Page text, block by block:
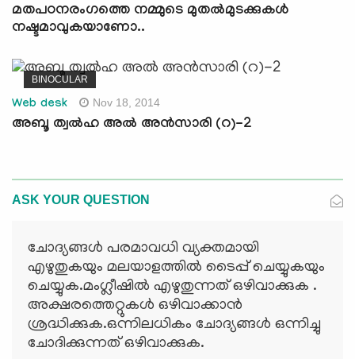
മതപഠനരംഗത്തെ നമ്മുടെ മുതല്‍മുടക്കുകള്‍
നഷ്ടമാവുകയാണോ..
BINOCULAR
Web desk Nov 18, 2014
അബൂ ത്വല്‍ഹ അല്‍ അന്‍സാരി (റ)-2
ASK YOUR QUESTION
ചോദ്യങ്ങള്‍ പരമാവധി വ്യക്തമായി
എഴുതുകയും മലയാളത്തില്‍ ടൈപ്പ് ചെയ്യുകയും
ചെയ്യുക.മംഗ്ലീഷില്‍ എഴുതുന്നത് ഒഴിവാക്കുക .
അക്ഷരത്തെറ്റുകള്‍ ഒഴിവാക്കാന്‍
ശ്രദ്ധിക്കുക.ഒന്നിലധികം ചോദ്യങ്ങള്‍ ഒന്നിച്ചു
ചോദിക്കുന്നത് ഒഴിവാക്കുക.